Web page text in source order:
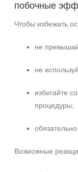
побочные
Чтобы избежать
не
не
избегайте
процедуры;
Возможные